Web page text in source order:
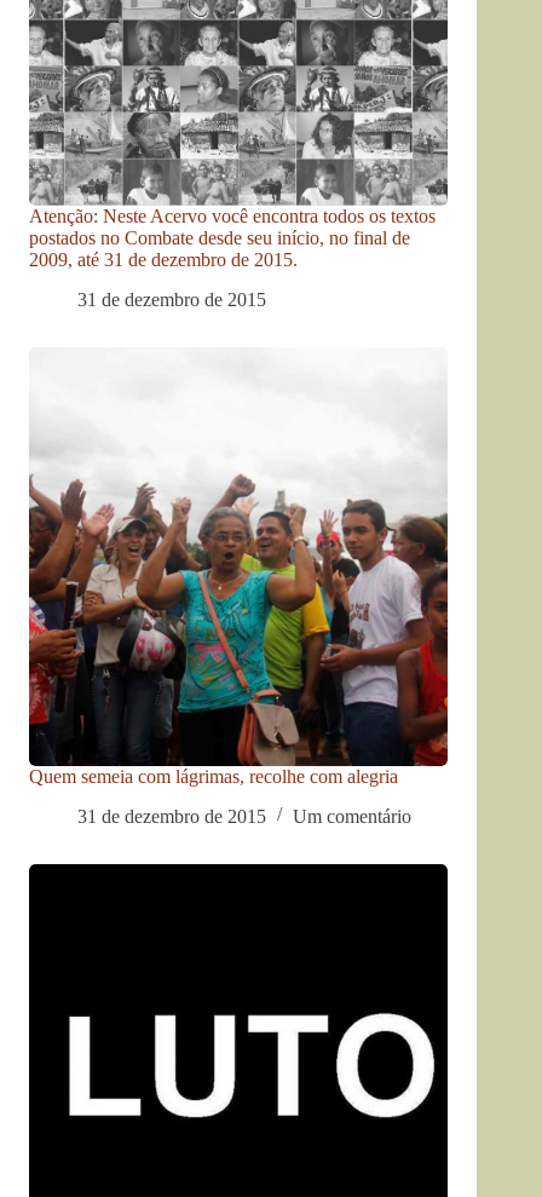
Atenção: Neste Acervo você encontra todos os textos
postados no Combate desde seu início, no final de
2009, até 31 de dezembro de 2015.
31 de dezembro de 2015
Quem semeia com lágrimas, recolhe com alegria
31 de dezembro de 2015
Um comentário